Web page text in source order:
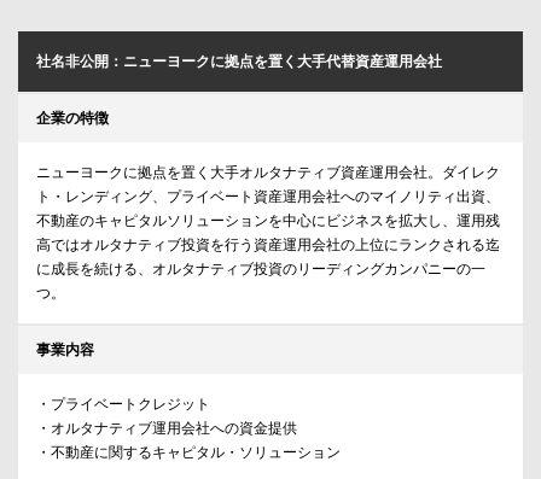
社名非公開：ニューヨークに拠点を置く大手代替資産運用会社
企業の特徴
ニューヨークに拠点を置く大手オルタナティブ資産運用会社。ダイレク
ト・レンディング、プライベート資産運用会社へのマイノリティ出資、
不動産のキャピタルソリューションを中心にビジネスを拡大し、運用残
高ではオルタナティブ投資を行う資産運用会社の上位にランクされる迄
に成長を続ける、オルタナティブ投資のリーディングカンパニーの一
つ。
事業内容
・プライベートクレジット
・オルタナティブ運用会社への資金提供
・不動産に関するキャピタル・ソリューション